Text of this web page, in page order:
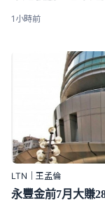
1小時前
LTN｜王孟倫
永豐金前7月大賺